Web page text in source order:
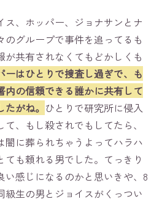
ス、ホッパー、ジョナサンとナ
のグループで事件を追ってるも
が共有されなくてもどかしくも
ーはひとりで捜査し過ぎで、も
内の信頼できる誰かに共有して
がね。 ひとりで研究所に侵入
、もし殺されでもしてたら、
闇に葬られちゃうよってハラハ
ても頼れる男でした。てっきり
い感じになるのかと思いきや、8
級生の男とジョイスがくっつい